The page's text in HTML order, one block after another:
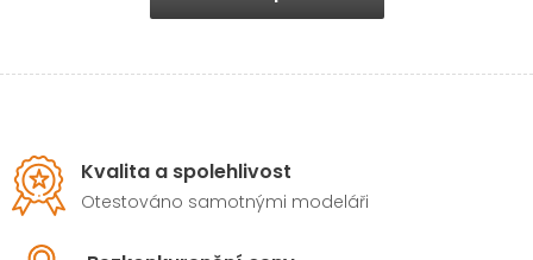
Kvalita a spolehlivost
Otestováno samotnými modeláři